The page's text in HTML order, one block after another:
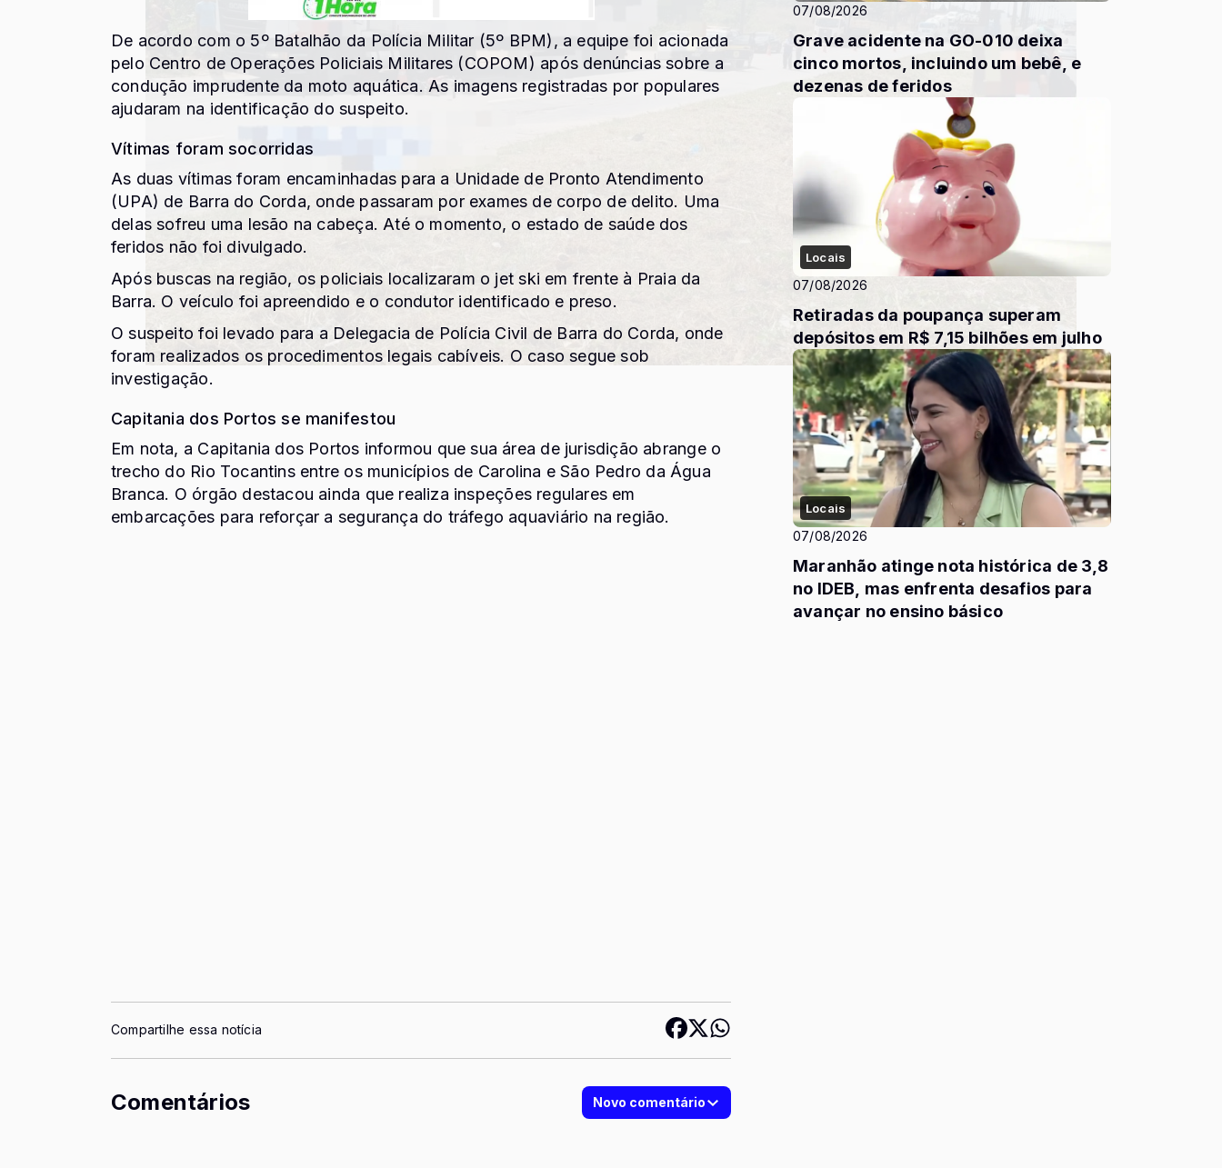
De acordo com o 5º Batalhão da Polícia Militar (5º BPM), a equipe foi acionada
pelo Centro de Operações Policiais Militares (COPOM) após denúncias sobre a
condução imprudente da moto aquática. As imagens registradas por populares
ajudaram na identificação do suspeito.
Vítimas foram socorridas
As duas vítimas foram encaminhadas para a Unidade de Pronto Atendimento
(UPA) de Barra do Corda, onde passaram por exames de corpo de delito. Uma
delas sofreu uma lesão na cabeça. Até o momento, o estado de saúde dos
feridos não foi divulgado.
Após buscas na região, os policiais localizaram o jet ski em frente à Praia da
Barra. O veículo foi apreendido e o condutor identificado e preso.
O suspeito foi levado para a Delegacia de Polícia Civil de Barra do Corda, onde
foram realizados os procedimentos legais cabíveis. O caso segue sob
investigação.
Capitania dos Portos se manifestou
Em nota, a Capitania dos Portos informou que sua área de jurisdição abrange o
trecho do Rio Tocantins entre os municípios de Carolina eSão Pedro da Água
Branca. O órgão destacou ainda que realiza inspeções regulares em
embarcações para reforçar a segurança do tráfego aquaviário na região.
Compartilhe essa notícia
Comentários Novo comentário
07/08/2026
Grave acidente na GO-010 deixa
cinco mortos, incluindo um bebê, e
dezenas de feridos
Locais
07/08/2026
Retiradas da poupança superam
depósitos em R$ 7,15 bilhões em julho
Locais
07/08/2026
Maranhão atinge nota histórica de 3,8
no IDEB, mas enfrenta desafios para
avançar no ensino básico